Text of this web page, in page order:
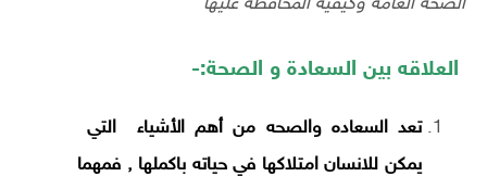
الصحه العامه وكيفيه المحافظه عليها
العلاقه بين السعادة و الصحة:-
تعد السعاده والصحه من أهم الأشياء التي
يمكن للانسان امتلاكها في حياته باكملها , فمهما